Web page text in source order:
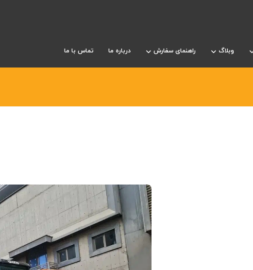
وبلاگ راهنمای سفارش درباره ما تماس با ما